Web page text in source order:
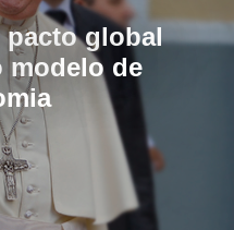
pacto global
modelo de